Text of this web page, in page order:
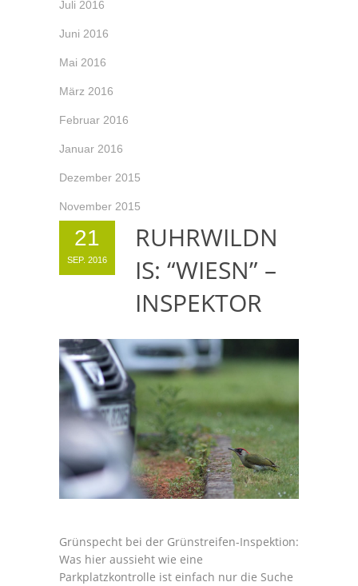
Juli 2016
Juni 2016
Mai 2016
März 2016
Februar 2016
Januar 2016
Dezember 2015
November 2015
21
SEP. 2016
RUHRWILDN
IS: “WIESN” –
INSPEKTOR
Grünspecht bei der Grünstreifen-Inspektion:
Was hier aussieht wie eine
Parkplatzkontrolle ist einfach nur die Suche